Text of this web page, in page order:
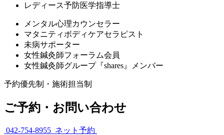
レディース予防医学指導士
メンタル心理カウンセラー
マタニティボディケアセラピスト
未病サポーター
女性鍼灸師フォーラム会員
女性鍼灸師グループ『shares』メンバー
予約優先制・施術担当制
ご予約・お問い合わせ
042-754-8955 ネット予約